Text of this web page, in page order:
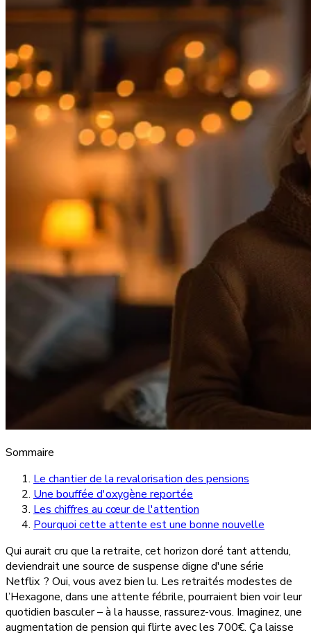
Sommaire
Le chantier de la revalorisation des pensions
Une bouffée d'oxygène reportée
Les chiffres au cœur de l'attention
Pourquoi cette attente est une bonne nouvelle
Qui aurait cru que la retraite, cet horizon doré tant attendu,
deviendrait une source de suspense digne d'une série
Netflix ? Oui, vous avez bien lu. Les retraités modestes de
l’Hexagone, dans une attente fébrile, pourraient bien voir leur
quotidien basculer – à la hausse, rassurez-vous. Imaginez, une
augmentation de pension qui flirte avec les 700€. Ça laisse